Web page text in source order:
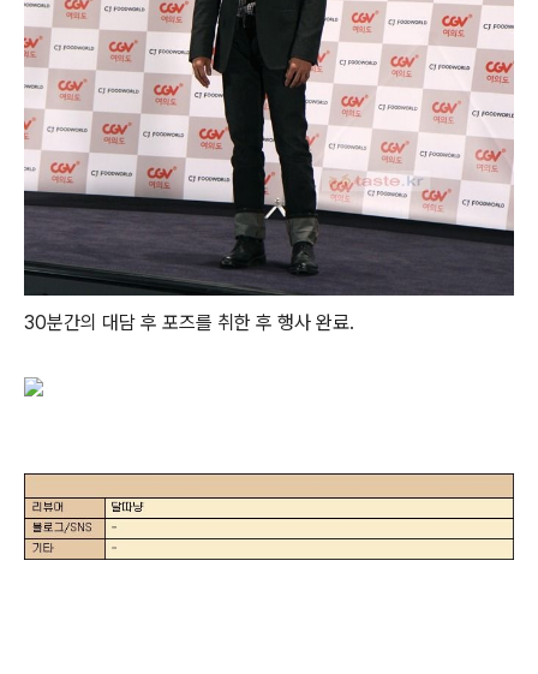
30분간의 대담 후 포즈를 취한 후 행사 완료.